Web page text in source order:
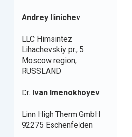
Andrey Ilinichev
LLC Himsintez
Lihachevskiy pr., 5
Moscow region,
RUSSLAND
Dr. Ivan Imenokhoyev
Linn High Therm GmbH
92275 Eschenfelden